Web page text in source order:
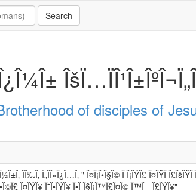
of disciples of
Î­Ï‰Ï‚ Ï„Î­Î»Î¿Ï…Ï‚ " Î¤Î¡Î•Î§Î© Î Î¡ÎŸÎ£ Î¤ÎŸÎ Î£ÎšÎŸÎ
Î¤ÎŸÎ¥ Î˜Î•ÎŸÎ¥ Î•Î Î§Î¡Î™Î£Î¤Î© Î™Î—Î£ÎŸÎ¥"